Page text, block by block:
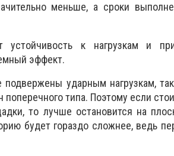
меньше, а сроки
к нагрузкам и
эффект.
ударным нагрузкам,
типа. Поэтому если
то лучше остановится на
будет гораздо сложнее, ведь